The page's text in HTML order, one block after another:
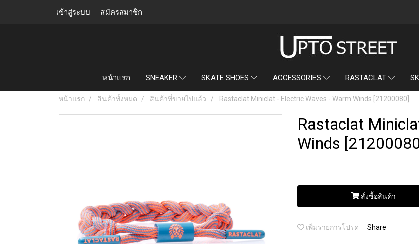
เข้าสู่ระบบ สมัครสมาชิก
หน้าแรก SNEAKER SKATE SHOES ACCESSORIES RASTACLAT
หน้าแรก สินค้าทั้งหมด สินค้าที่ขายไปแล้ว Rastaclat Miniclat - Electric Waves - Warm Winds [21200080]
Rastaclat
Winds
สั่งซื้อสินค้า
เพิ่มรายการโปรด Share